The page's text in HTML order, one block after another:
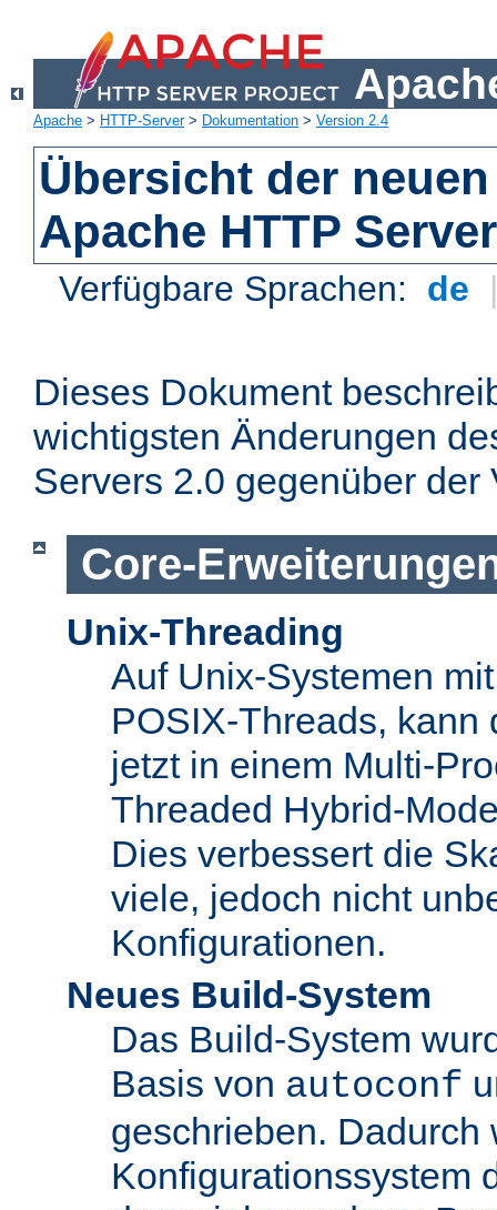
Apache > HTTP-Server> Dokumentation > Version 2.4
Übersicht der
Apache HTTP
Verfügbare Sprachen: de
Dieses Dokument
wichtigsten Änderungen
Servers 2.0 gegenüber der
Core-
Unix-Threading
Auf Unix-Systemen
POSIX-Threads, kann
jetzt in einem Multi-
Threaded Hybrid-
Dies verbessert die
viele, jedoch nicht
Konfigurationen.
Neues Build-System
Das Build-System
Basis von autoconf
geschrieben. Dadurch
Konfigurationssystem